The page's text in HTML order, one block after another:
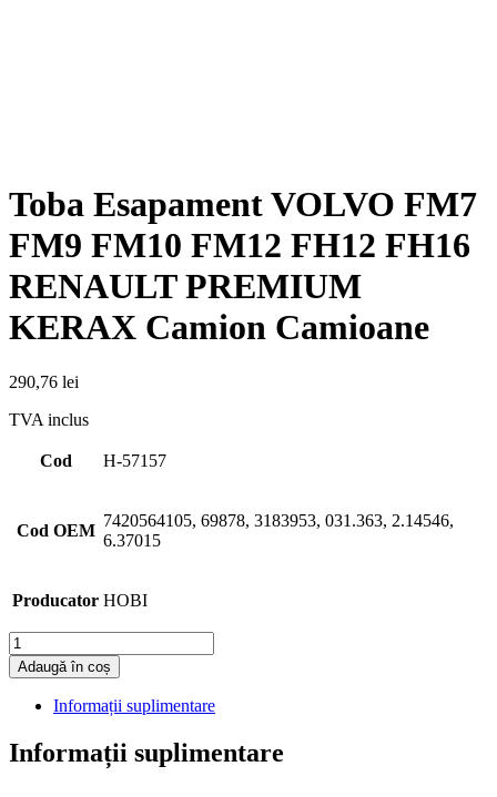
Toba Esapament VOLVO FM7
FM9 FM10 FM12 FH12 FH16
RENAULT PREMIUM
KERAX Camion Camioane
290,76 lei
TVA inclus
Cod H-57157
Cod OEM
7420564105, 69878, 3183953, 031.363, 2.14546,
6.37015
Producator HOBI
Cantitate
Adaugă în coș
Informații suplimentare
Informații suplimentare